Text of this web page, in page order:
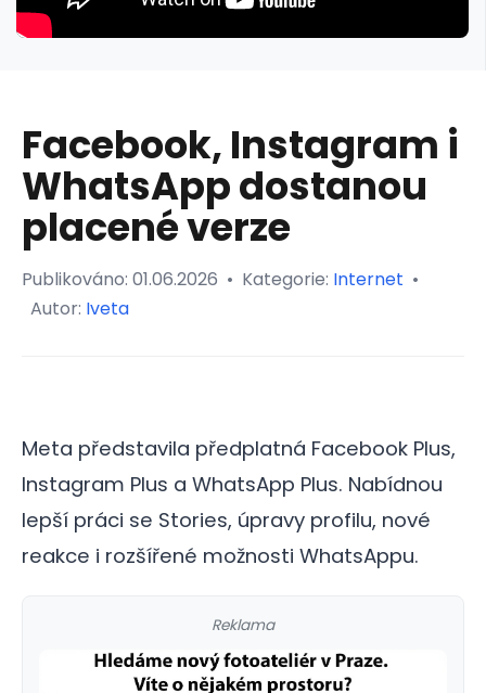
Facebook, Instagram i
WhatsApp dostanou
placené verze
Publikováno: 01.06.2026 • Kategorie: Internet •
Autor: Iveta
Meta představila předplatná Facebook Plus,
Instagram Plus a WhatsApp Plus. Nabídnou
lepší práci se Stories, úpravy profilu, nové
reakce i rozšířené možnosti WhatsAppu.
Reklama